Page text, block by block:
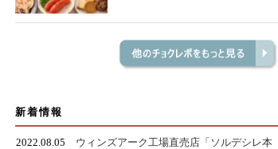
新着情報
2022.08.05 ウィンズアーク工場直売店「ソルデシレ本